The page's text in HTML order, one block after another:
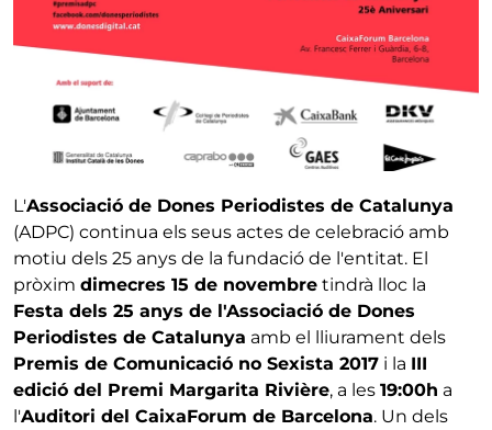
L'Associació de Dones Periodistes de Catalunya
(ADPC) continua els seus actes de celebració amb
motiu dels 25 anys de la fundació de l'entitat. El
pròxim dimecres 15 de novembre tindrà lloc la
Festa dels 25 anys de l'Associació de Dones
Periodistes de Catalunya amb el lliurament dels
Premis de Comunicació no Sexista 2017 i la III
edició del Premi Margarita Rivière, a les 19:00h a
l'Auditori del CaixaForum de Barcelona. Un dels